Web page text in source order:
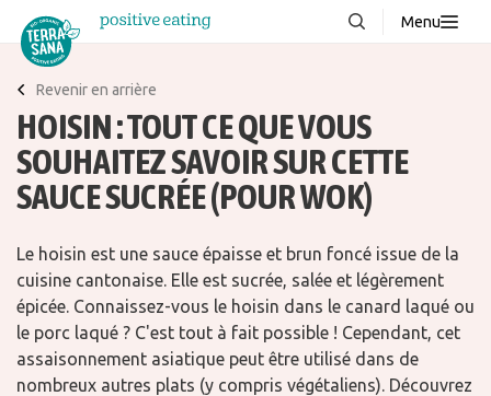
Menu
À propos de nous
Blog
FAQ
Contacter
Téléchargements
Produits
Revenir en arrière
HOISIN : TOUT CE QUE VOUS
SOUHAITEZ SAVOIR SUR CETTE
SAUCE SUCRÉE (POUR WOK)
Le hoisin est une sauce épaisse et brun foncé issue de la
cuisine cantonaise. Elle est sucrée, salée et légèrement
épicée. Connaissez-vous le hoisin dans le canard laqué ou
le porc laqué ? C'est tout à fait possible ! Cependant, cet
assaisonnement asiatique peut être utilisé dans de
nombreux autres plats (y compris végétaliens). Découvrez